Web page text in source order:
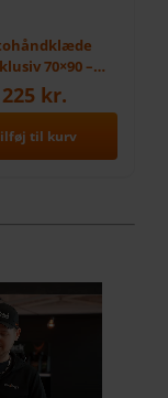
70×90 –
Orange
225 kr.
til kurv